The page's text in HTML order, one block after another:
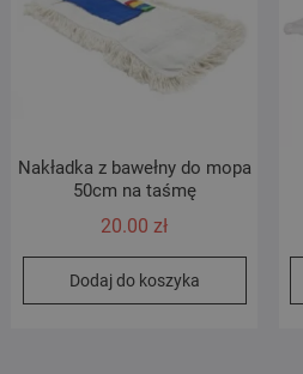
Nakładka z bawełny do mopa
50cm na taśmę
20.00zł
Dodaj do koszyka